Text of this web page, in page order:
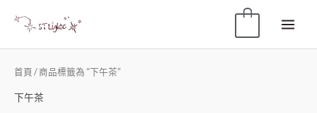
首頁 / 商品標籤為 “下午茶”
下午茶